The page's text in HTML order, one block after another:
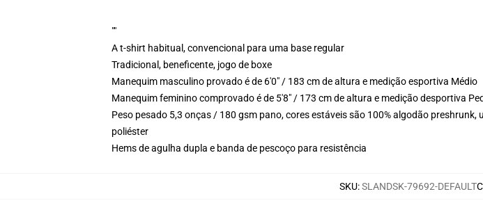
""
A t-shirt habitual, convencional para uma base regular
Tradicional, beneficente, jogo de boxe
Manequim masculino provado é de 6'0" / 183 cm de altura e medição esportiva Médio
Manequim feminino comprovado é de 5'8" / 173 cm de altura e medição desportiva
Peso pesado 5,3 onças / 180 gsm pano, cores estáveis são 100% algodão preshrunk,
poliéster
Hems de agulha dupla e banda de pescoço para resistência
SKU:SLANDSK-79692-DEFAULT